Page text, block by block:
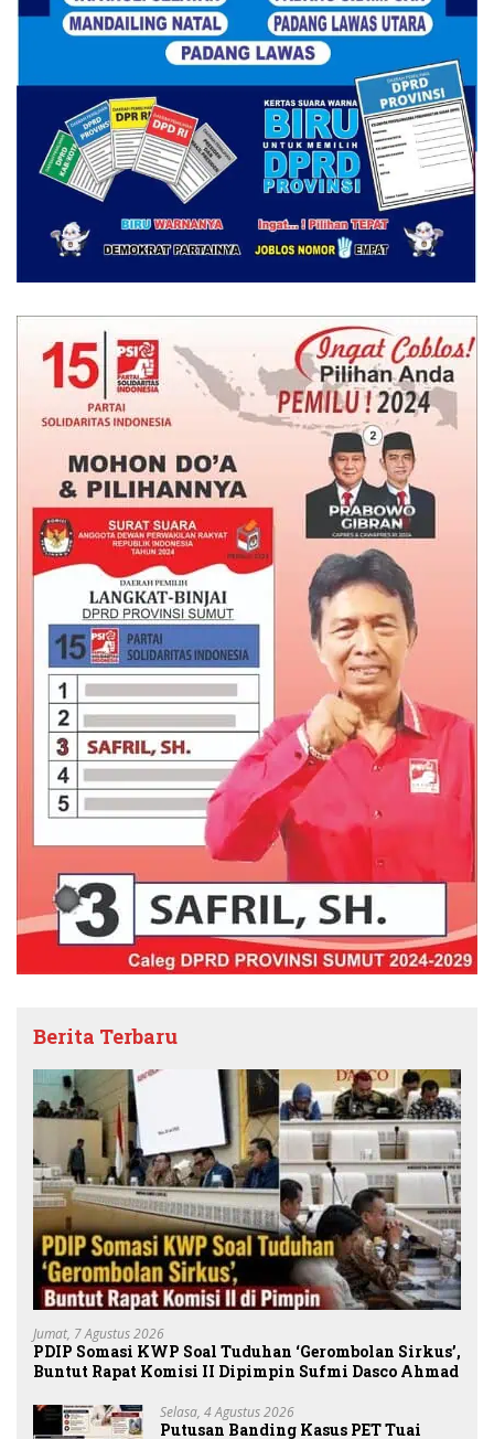
Berita Terbaru
Jumat, 7 Agustus 2026
PDIP Somasi KWP Soal Tuduhan ‘Gerombolan Sirkus’,
Buntut Rapat Komisi II Dipimpin Sufmi Dasco Ahmad
Selasa, 4 Agustus 2026
Putusan Banding Kasus PET Tuai